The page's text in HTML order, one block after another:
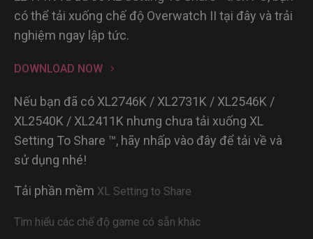
có thể tải xuống chế độ Overwatch II tại đây và trải
nghiệm ngay lập tức.
DOWNLOAD NOW
Nếu bạn đã có XL2746K / XL2731K / XL2546K /
XL2540K / XL2411K nhưng chưa tải xuống XL
Setting To Share ™, hãy nhấp vào đây để tải về và
sử dụng nhé!
Tải phần mềm XL Setting to Share
Tìm hiểu các chế độ game có sẵn khác